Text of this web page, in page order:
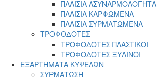
ΠΛΑΙΣΙΑ ΑΣΥΝΑΡΜΟΛΟΓΗΤΑ
ΠΛΑΙΣΙΑ ΚΑΡΦΩΜΕΝΑ
ΠΛΑΙΣΙΑ ΣΥΡΜΑΤΩΜΕΝΑ
ΤΡΟΦΟΔΟΤΕΣ
ΤΡΟΦΟΔΟΤΕΣ ΠΛΑΣΤΙΚΟΙ
ΤΡΟΦΟΔΟΤΕΣ ΞΥΛΙΝΟΙ
ΕΞΑΡΤΗΜΑΤΑ ΚΥΨΕΛΩΝ
ΣΥΡΜΑΤΩΣΗ